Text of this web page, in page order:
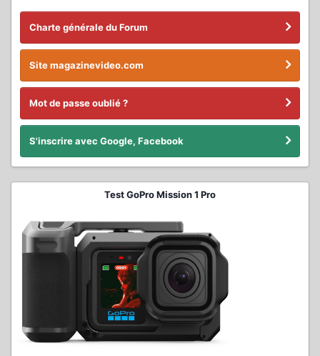
Charte générale du Forum
Site magazinevideo.com
Mot de passe oublié ?
S'inscrire avec Google, Facebook
Test GoPro Mission 1 Pro